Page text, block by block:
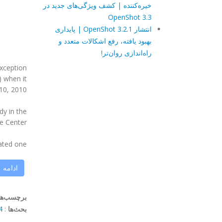
when it
2010.
in the
Center!
one ...
ادامه
بحث‌ها :
خیره‌کننده | کشف ویژگی‌های جدید در
OpenShot 3.3
انتشار OpenShot 3.2.1 | پایداری
بهبود یافته، رفع اشکالات متعدد و
راه‌اندازی روان‌تر!